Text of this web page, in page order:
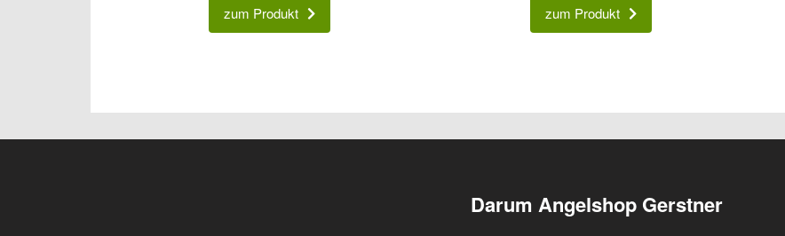
zum Produkt zum Produkt
Darum Angelshop Gerstner